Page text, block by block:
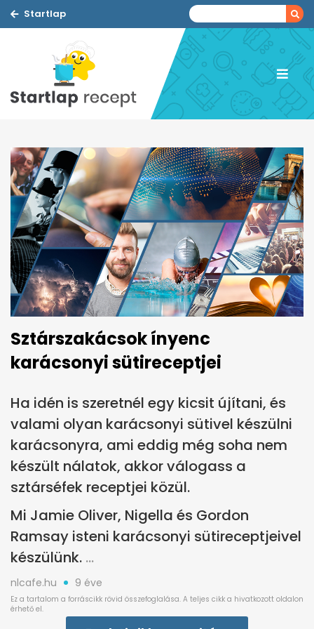
Startlap
Sztárszakácsok ínyenc
karácsonyi sütireceptjei
Ha idén is szeretnél egy kicsit újítani, és
valami olyan karácsonyi sütivel készülni
karácsonyra, ami eddig még soha nem
készült nálatok, akkor válogass a
sztárséfek receptjei közül.
Mi Jamie Oliver, Nigella és Gordon
Ramsay isteni karácsonyi sütireceptjeivel
készülünk.
nlcafe.hu 9 éve